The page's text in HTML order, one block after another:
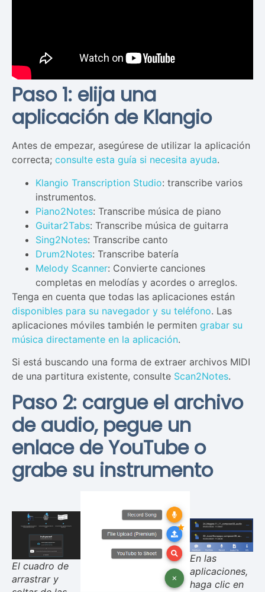
Paso 1: elija una
aplicación de Klangio
Antes de empezar, asegúrese de utilizar la aplicación
correcta; consulte esta guía si necesita ayuda.
Klangio Transcription Studio: transcribe varios
instrumentos.
Piano2Notes: Transcribe música de piano
Guitar2Tabs: Transcribe música de guitarra
Sing2Notes: Transcribe canto
Drum2Notes: Transcribe batería
Melody Scanner: Convierte canciones
completas en melodías y acordes o arreglos.
Tenga en cuenta que todas las aplicaciones están
disponibles para su navegador y su teléfono. Las
aplicaciones móviles también le permiten grabar su
música directamente en la aplicación.
Si está buscando una forma de extraer archivos MIDI
de una partitura existente, consulte Scan2Notes.
Paso 2: cargue el archivo
de audio, pegue un
enlace de YouTube o
grabe su instrumento
El cuadro de
arrastrar y
En las
aplicaciones,
haga clic en